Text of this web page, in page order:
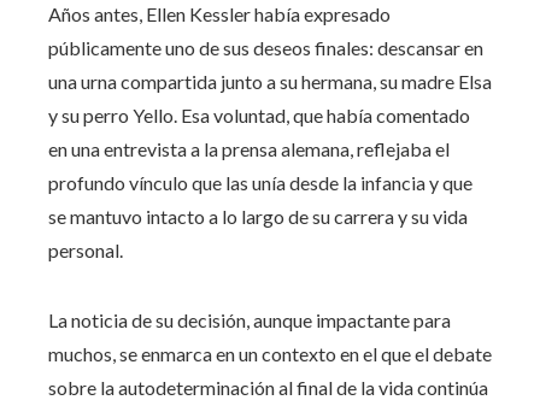
Años antes, Ellen Kessler había expresado
públicamente uno de sus deseos finales: descansar en
una urna compartida junto a su hermana, su madre Elsa
y su perro Yello. Esa voluntad, que había comentado
en una entrevista a la prensa alemana, reflejaba el
profundo vínculo que las unía desde la infancia y que
se mantuvo intacto a lo largo de su carrera y su vida
personal.
La noticia de su decisión, aunque impactante para
muchos, se enmarca en un contexto en el que el debate
sobre la autodeterminación al final de la vida continúa